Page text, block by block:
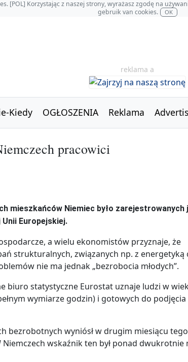
[POL] Korzystając z naszej strony, wyrażasz zgodę na
gebruik van cookies.
OK
reklama a
Kiedy OGŁOSZENIA Reklama
pracowici
mieszkańców Niemiec było zarejestrowanych
Europejskiej.
a wielu ekonomistów przyznaje, że
strukturalnych, związanych np. z energetyką
nie ma jednak „bezrobocia młodych”.
biuro statystyczne Eurostat uznaje ludzi w
wymiarze godzin) i gotowych do podjęcia
bezrobotnych wyniósł w drugim miesiącu
Niemczech wskaźnik ten był ponad dwukrotnie